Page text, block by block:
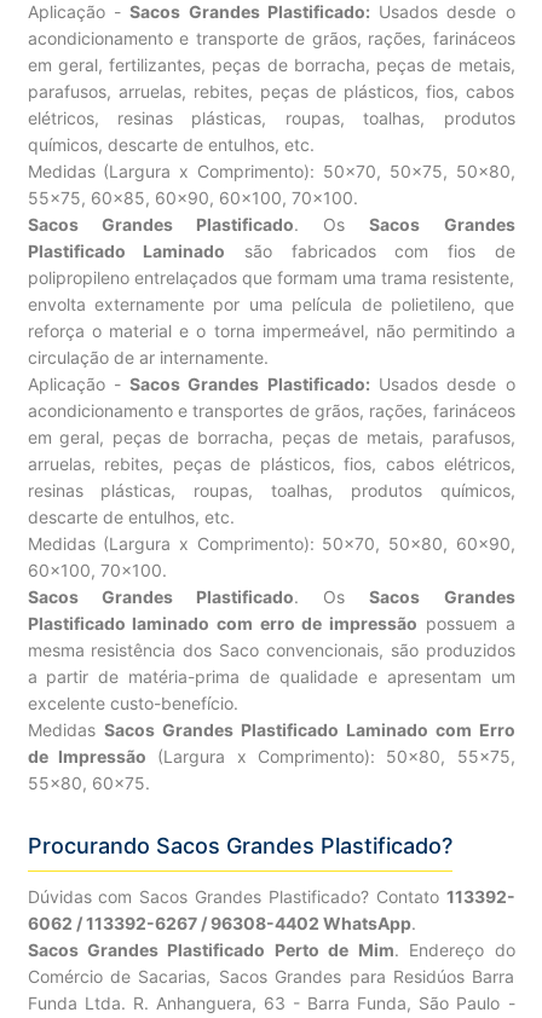
Aplicação -Sacos Grandes Plastificado: Usados desde o
acondicionamento e transporte de grãos, rações, farináceos
em geral, fertilizantes, peças de borracha, peças de metais,
parafusos, arruelas, rebites, peças de plásticos, fios, cabos
elétricos, resinas plásticas, roupas, toalhas, produtos
químicos, descarte de entulhos, etc.
Medidas (Largura x Comprimento): 50×70, 50×75, 50×80,
55×75, 60×85, 60×90, 60×100, 70×100.
Sacos Grandes Plastificado. OsSacos Grandes
Plastificado Laminado são fabricados com fios de
polipropileno entrelaçados que formam uma trama resistente,
envolta externamente por uma película de polietileno, que
reforça o material e o torna impermeável, não permitindo a
circulação de ar internamente.
Aplicação -Sacos Grandes Plastificado: Usados desde o
acondicionamento e transportes de grãos, rações, farináceos
em geral, peças de borracha, peças de metais, parafusos,
arruelas, rebites, peças de plásticos, fios, cabos elétricos,
resinas plásticas, roupas, toalhas, produtos químicos,
descarte de entulhos, etc.
Medidas (Largura x Comprimento): 50×70, 50×80, 60×90,
60×100, 70×100.
Sacos Grandes Plastificado. OsSacos Grandes
Plastificado laminado com erro de impressão possuem a
mesma resistência dos Saco convencionais, são produzidos
a partir de matéria-prima de qualidade e apresentam um
excelente custo-benefício.
Medidas Sacos Grandes Plastificado Laminado com Erro
de Impressão (Largura x Comprimento): 50×80, 55×75,
55×80, 60×75.
Procurando Sacos Grandes Plastificado?
Dúvidas com Sacos Grandes Plastificado? Contato 113392-
6062 / 113392-6267 / 96308-4402 WhatsApp.
Sacos Grandes Plastificado Perto de Mim. Endereço do
Comércio de Sacarias, Sacos Grandes para Residúos Barra
Funda Ltda. R. Anhanguera, 63 - Barra Funda, São Paulo -